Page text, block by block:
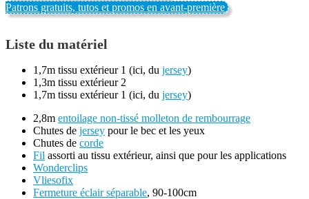
Patrons gratuits, tutos et promos en avant-première
Liste du matériel
1,7m tissu extérieur 1 (ici, du jersey)
1,3m tissu extérieur 2
1,7m tissu extérieur 1 (ici, du jersey)
2,8m entoilage non-tissé molleton de rembourrage
Chutes de jersey pour le bec et les yeux
Chutes de corde
Fil assorti au tissu extérieur, ainsi que pour les applications
Wonderclips
Vliesofix
Fermeture éclair séparable, 90-100cm